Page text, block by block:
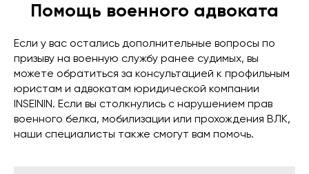
Помощь военного адвоката
Если у вас остались дополнительные вопросы по
призыву на военную службу ранее судимых, вы
можете обратиться за консультацией к профильным
юристам и адвокатам юридической компании
INSEININ. Если вы столкнулись с нарушением прав
военного белка, мобилизации или прохождения ВЛК,
наши специалисты также смогут вам помочь.